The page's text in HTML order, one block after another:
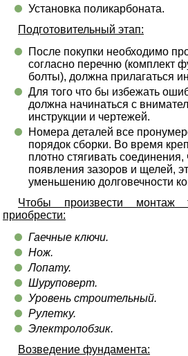
Установка поликарбоната.
Подготовительный этап:
После покупки необходимо
согласно перечню (комплект
болты), должна прилагаться
Для того что бы избежать
должна начинаться с
инструкции и чертежей.
Номера деталей все
порядок сборки. Во время
плотно стягивать
появления зазоров и щелей,
уменьшению долговечности
Чтобы произвести монтаж
приобрести:
Гаечные ключи.
Нож.
Лопату.
Шуруповерт.
Уровень строительный.
Рулетку.
Электролобзик.
Возведение фундамента: